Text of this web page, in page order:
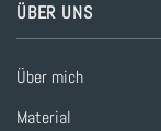
ÜBER UNS
Über mich
Material